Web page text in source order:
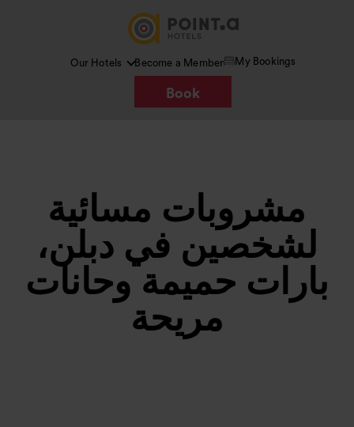
Our Hotels Become a Member My Bookings
Book
مشروبات مسائية
لشخصين في دبلن،
بارات حميمة وحانات
مريحة